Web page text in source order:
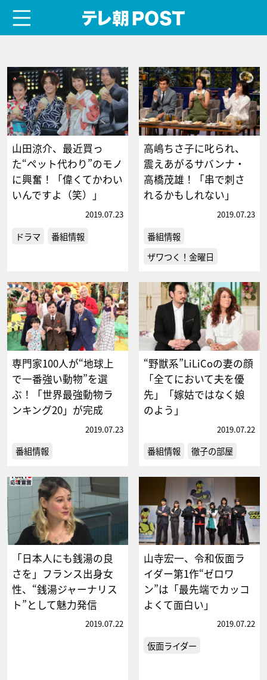
山田涼介、最近買っ
た“ペット代わり”のモノ
に興奮！「偉くてかわい
いんですよ（笑）」
2019.07.23
ドラマ 番組情報
高嶋ちさ子に叱られ、
震えあがるサバンナ・
高橋茂雄！「串で刺さ
れるかもしれない」
2019.07.23
番組情報
ザワつく！金曜日
専門家100人が“地球上
で一番強い動物”を選
ぶ！「世界最強動物ラ
ンキング20」が完成
2019.07.23
番組情報
“野獣系”LiLiCoの妻の顔
「全てにおいて夫を優
先」「嫁姑ではなく娘
のよう」
2019.07.22
番組情報 徹子の部屋
「日本人にも銭湯の良
さを」フランス出身女
性、“銭湯ジャーナリス
ト”として魅力発信
2019.07.22
山寺宏一、令和仮面ラ
イダー第1作“ゼロワ
ン”は「最先端でカッコ
よくて面白い」
2019.07.22
仮面ライダー